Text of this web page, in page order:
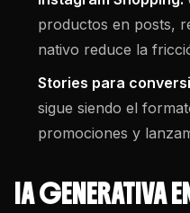
productos en posts,
nativo reduce la
Stories para
sigue siendo el
promociones y
IA GENERATIVA